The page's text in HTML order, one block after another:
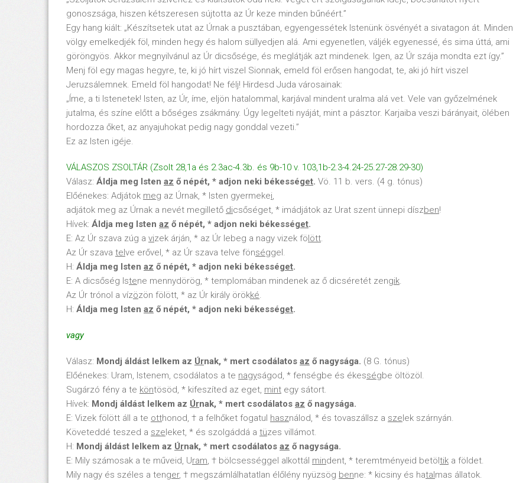
gonoszsága, hiszen kétszeresen sújtotta az Úr keze minden bűnéért.”
Egy hang kiált: „Készítsetek utat az Úrnak a pusztában, egyengessétek Istenünk ösvényét a sivatagon át. Minden
völgy emelkedjék föl, minden hegy és halom süllyedjen alá. Ami egyenetlen, váljék egyenessé, és sima úttá, ami
göröngyös. Akkor megnyilvánul az Úr dicsősége, és meglátják azt mindenek. Igen, az Úr szája mondta ezt így.”
Menj föl egy magas hegyre, te, ki jó hírt viszel Sionnak, emeld föl erősen hangodat, te, aki jó hírt viszel
Jeruzsálemnek. Emeld föl hangodat! Ne félj! Hirdesd Juda városainak:
„Íme, a ti Istenetek! Isten, az Úr, íme, eljön hatalommal, karjával mindent uralma alá vet. Vele van győzelmének
jutalma, és színe előtt a bőséges zsákmány. Úgy legelteti nyáját, mint a pásztor. Karjaiba veszi bárányait, ölében
hordozza őket, az anyajuhokat pedig nagy gonddal vezeti.”
Ez az Isten igéje.
VÁLASZOS ZSOLTÁR (Zsolt 28,1a és 2.3ac-4.3b. és 9b-10 v. 103,1b-2.3-4.24-25.27-28.29-30)
Válasz: Áldja meg Isten az ő népét, * adjon neki békességet. Vö. 11 b. vers. (4 g. tónus)
Előénekes: Adjátok meg az Úrnak, * Isten gyermekei,
adjátok meg az Úrnak a nevét megillető dicsőséget, * imádjátok az Urat szent ünnepi díszben!
Hívek: Áldja meg Isten az ő népét, * adjon neki békességet.
E: Az Úr szava zúg a vizek árján, * az Úr lebeg a nagy vizek fölött.
Az Úr szava telve erővel, * az Úr szava telve fönséggel.
H: Áldja meg Isten az ő népét, * adjon neki békességet.
E: A dicsőség Istene mennydörög, * templomában mindenek az ő dicséretét zengik.
Az Úr trónol a vízözön fölött, * az Úr király örökké.
H: Áldja meg Isten az ő népét, * adjon neki békességet.
vagy
Válasz: Mondj áldást lelkem az Úrnak, * mert csodálatos az ő nagysága. (8 G. tónus)
Előénekes: Uram, Istenem, csodálatos a te nagyságod, * fenségbe és ékességbe öltözöl.
Sugárzó fény a te köntösöd, * kifeszíted az eget, mint egy sátort.
Hívek: Mondj áldást lelkem az Úrnak, * mert csodálatos az ő nagysága.
E: Vizek fölött áll a te otthonod, † a felhőket fogatul használod, * és tovaszállsz a szelek szárnyán.
Követeddé teszed a szeleket, * és szolgáddá a tüzes villámot.
H: Mondj áldást lelkem az Úrnak, * mert csodálatos az ő nagysága.
E: Mily számosak a te műveid, Uram, † bölcsességgel alkottál mindent, * teremtményeid betöltik a földet.
Mily nagy és széles a tenger, † megszámlálhatatlan élőlény nyüzsög benne: * kicsiny és hatalmas állatok.